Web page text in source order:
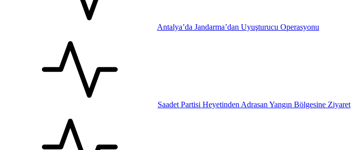
Antalya’da Jandarma’dan Uyuşturucu Operasyonu
Saadet Partisi Heyetinden Adrasan Yangın Bölgesine Ziyaret